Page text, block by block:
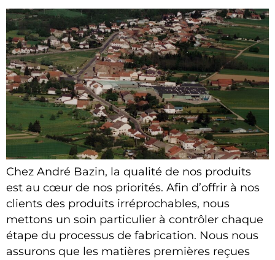
Chez André Bazin, la qualité de nos produits
est au cœur de nos priorités. Afin d’offrir à nos
clients des produits irréprochables, nous
mettons un soin particulier à contrôler chaque
étape du processus de fabrication. Nous nous
assurons que les matières premières reçues